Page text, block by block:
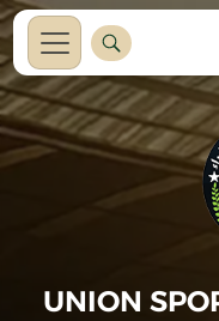
UNION